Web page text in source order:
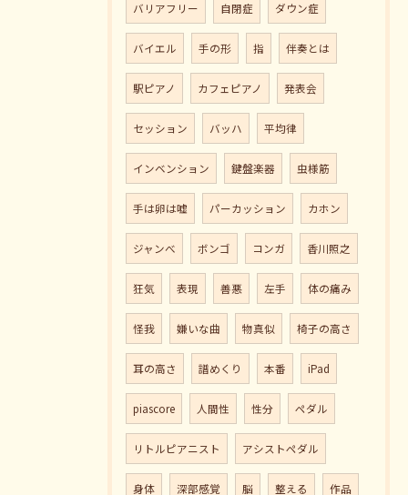
バリアフリー 自閉症 ダウン症
バイエル 手の形 指 伴奏とは
駅ピアノ カフェピアノ 発表会
セッション バッハ 平均律
インベンション 鍵盤楽器 虫様筋
手は卵は嘘 パーカッション カホン
ジャンべ ボンゴ コンガ 香川照之
狂気 表現 善悪 左手 体の痛み
怪我 嫌いな曲 物真似 椅子の高さ
耳の高さ 譜めくり 本番 iPad
piascore 人間性 性分 ペダル
リトルピアニスト アシストペダル
身体 深部感覚 脳 整える 作品